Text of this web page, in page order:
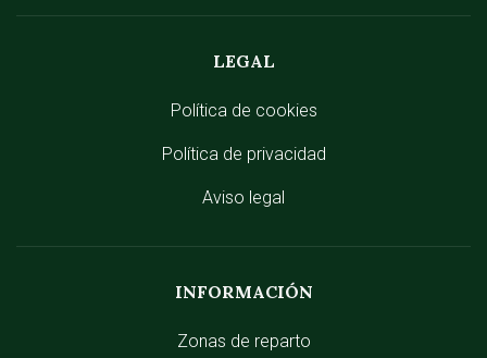
LEGAL
Política de cookies
Política de privacidad
Aviso legal
INFORMACIÓN
Zonas de reparto